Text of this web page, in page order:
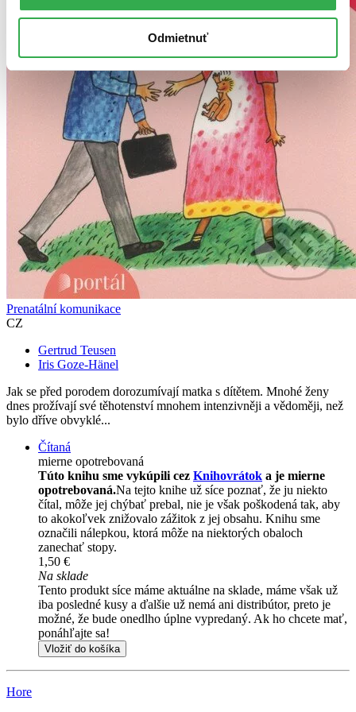
Odmietnuť
Prenatální komunikace
CZ
Gertrud Teusen
Iris Goze-Hänel
Jak se před porodem dorozumívají matka s dítětem. Mnohé ženy
dnes prožívají své těhotenství mnohem intenzivněji a vědoměji, než
bylo dříve obvyklé...
Čítaná
mierne opotrebovaná
Túto knihu sme vykúpili cez Knihovrátok a je mierne
opotrebovaná.Na tejto knihe už síce poznať, že ju niekto
čítal, môže jej chýbať prebal, nie je však poškodená tak, aby
to akokoľvek znižovalo zážitok z jej obsahu. Knihu sme
označili nálepkou, ktorá môže na niektorých obaloch
zanechať stopy.
1,50 €
Na sklade
Tento produkt síce máme aktuálne na sklade, máme však už
iba posledné kusy a ďalšie už nemá ani distribútor, preto je
možné, že bude onedlho úplne vypredaný. Ak ho chcete mať,
ponáhľajte sa!
Vložiť do košíka
Hore